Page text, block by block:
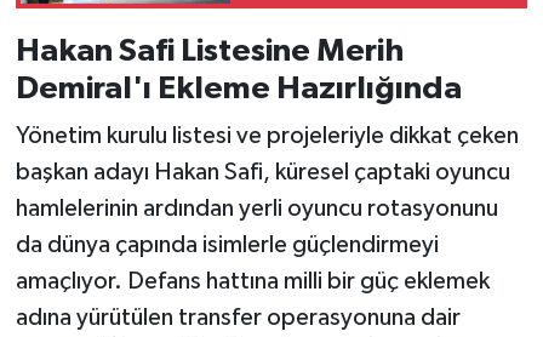
Hakan Safi Listesine Merih
Demiral'ı Ekleme Hazırlığında
Yönetim kurulu listesi ve projeleriyle dikkat çeken
başkan adayı Hakan Safi, küresel çaptaki oyuncu
hamlelerinin ardından yerli oyuncu rotasyonunu
da dünya çapında isimlerle güçlendirmeyi
amaçlıyor. Defans hattına milli bir güç eklemek
adına yürütülen transfer operasyonuna dair